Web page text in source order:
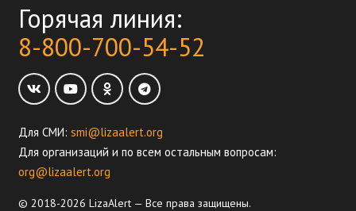
Горячая линия:
8-800-700-54-52
Для СМИ: smi@lizaalert.org
Для организаций и по всем остальным вопросам:
org@lizaalert.org
© 2018-2026 LizaAlert — Все права защищены.